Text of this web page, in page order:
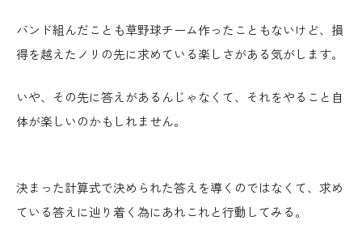
バンド組んだことも草野球チーム作ったこともないけど、損
得を越えたノリの先に求めている楽しさがある気がします。
いや、その先に答えがあるんじゃなくて、それをやること自
体が楽しいのかもしれません。
決まった計算式で決められた答えを導くのではなくて、求め
ている答えに辿り着く為にあれこれと行動してみる。